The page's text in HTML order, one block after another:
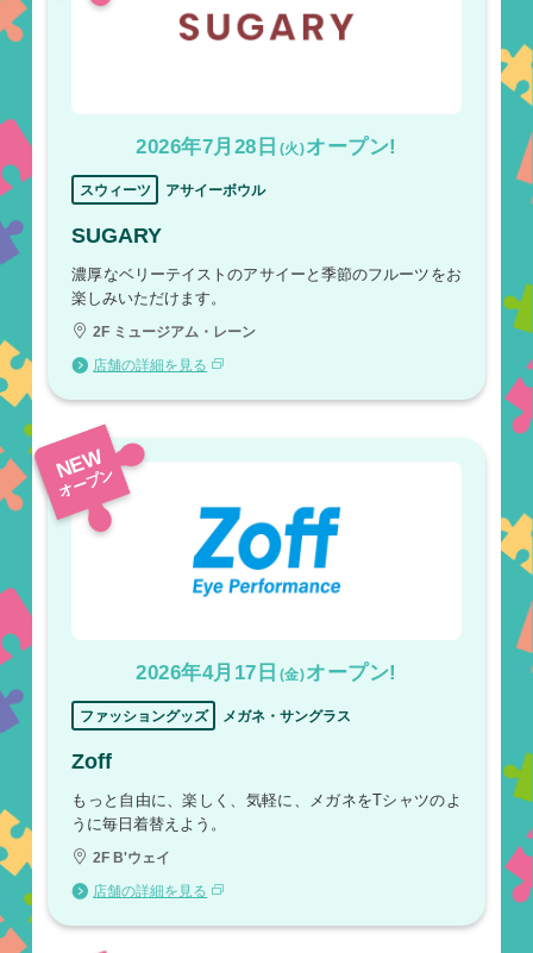
2026年7月28日 (火)オープン!
スウィーツ アサイーボウル
SUGARY
濃厚なベリーテイストのアサイーと季節のフルーツをお
楽しみいただけます。
2F ミュージアム・レーン
店舗の詳細を見る
NEW
オープン
2026年4月17日 (金)オープン!
ファッショングッズ メガネ・サングラス
Zoff
もっと自由に、楽しく、気軽に、メガネをTシャツのよ
うに毎日着替えよう。
2F B'ウェイ
店舗の詳細を見る